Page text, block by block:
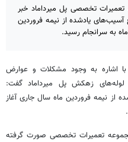
تعمیرات تخصصی پل میرداماد خبر
یادشده از نیمه فروردین
به سرانجام رسید.
با اشاره به وجود مشکلات و عوارض
زهکشپل میرداماد گفت:
نیمه فروردین ماه سال جاری آغاز
تعمیرات تخصصی صورت گرفته